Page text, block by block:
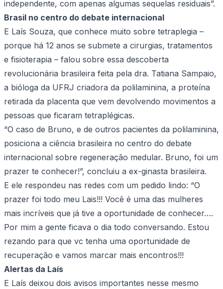
independente, com apenas algumas sequelas residuais”.
Brasil no centro do debate internacional
E Laís Souza, que conhece muito sobre tetraplegia –
porque há 12 anos se submete a cirurgias, tratamentos
e fisioterapia – falou sobre essa descoberta
revolucionária brasileira feita pela dra. Tatiana Sampaio,
a bióloga da UFRJ criadora da polilaminina, a proteína
retirada da placenta que vem devolvendo movimentos a
pessoas que ficaram tetraplégicas.
“O caso de Bruno, e de outros pacientes da polilaminina,
posiciona a ciência brasileira no centro do debate
internacional sobre regeneração medular. Bruno, foi um
prazer te conhecer!”, concluiu a ex-ginasta brasileira.
E ele respondeu nas redes com um pedido lindo: “O
prazer foi todo meu Lais!!! Você é uma das mulheres
mais incríveis que já tive a oportunidade de conhecer….
Por mim a gente ficava o dia todo conversando. Estou
rezando para que vc tenha uma oportunidade de
recuperação e vamos marcar mais encontros!!!
Alertas da Laís
E Laís deixou dois avisos importantes nesse mesmo